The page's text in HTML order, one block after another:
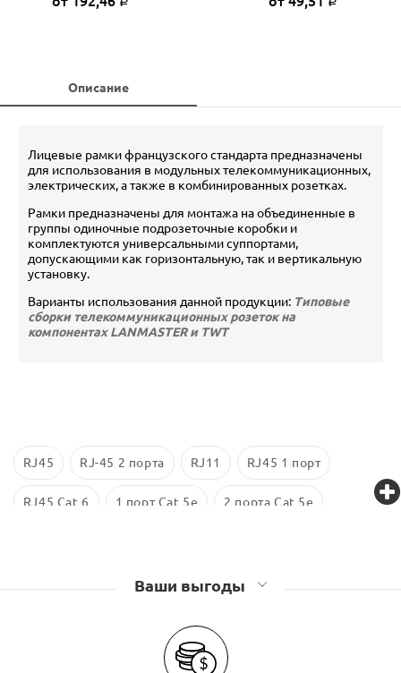
Описание
Лицевые рамки французского стандарта предназначены
для использования в модульных телекоммуникационных,
электрических, а также в комбинированных розетках.
Рамки предназначены для монтажа на объединенные в
группы одиночные подрозеточные коробки и
комплектуются универсальными суппортами,
допускающими как горизонтальную, так и вертикальную
установку.
Варианты использования данной продукции: Типовые
сборки телекоммуникационных розеток на
компонентах LANMASTER и TWT
RJ45 RJ-45 2 порта RJ11 RJ45 1 порт
RJ45 Cat 6 1 порт Cat 5e 2 порта Cat 5e
Розетки компьютерные (RJ45), телефонные (RJ11)
Розетки компьютерные (RJ45), телефонные (RJ11) TWT
Ваши выгоды